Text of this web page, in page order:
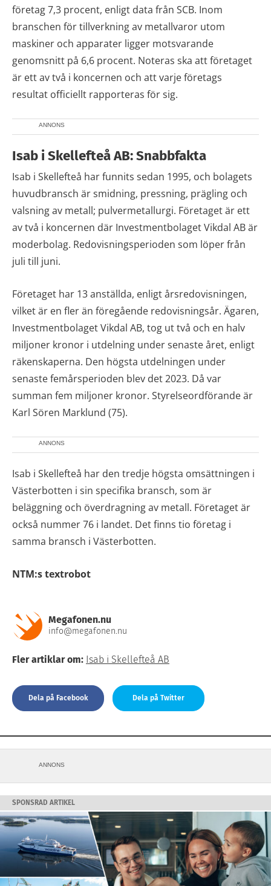
företag 7,3 procent, enligt data från SCB. Inom
branschen för tillverkning av metallvaror utom
maskiner och apparater ligger motsvarande
genomsnitt på 6,6 procent. Noteras ska att företaget
är ett av två i koncernen och att varje företags
resultat officiellt rapporteras för sig.
ANNONS
Isab i Skellefteå AB: Snabbfakta
Isab i Skellefteå har funnits sedan 1995, och bolagets
huvudbransch är smidning, pressning, prägling och
valsning av metall; pulvermetallurgi. Företaget är ett
av två i koncernen där Investmentbolaget Vikdal AB är
moderbolag. Redovisningsperioden som löper från
juli till juni.
Företaget har 13 anställda, enligt årsredovisningen,
vilket är en fler än föregående redovisningsår. Ägaren,
Investmentbolaget Vikdal AB, tog ut två och en halv
miljoner kronor i utdelning under senaste året, enligt
räkenskaperna. Den högsta utdelningen under
senaste femårsperioden blev det 2023. Då var
summan fem miljoner kronor. Styrelseordförande är
Karl Sören Marklund (75).
ANNONS
Isab i Skellefteå har den tredje högsta omsättningen i
Västerbotten i sin specifika bransch, som är
beläggning och överdragning av metall. Företaget är
också nummer 76 i landet. Det finns tio företag i
samma bransch i Västerbotten.
NTM:s textrobot
Megafonen.nu
info@megafonen.nu
Fler artiklar om: Isab i Skellefteå AB
Dela på Facebook Dela på Twitter
ANNONS
SPONSRAD ARTIKEL